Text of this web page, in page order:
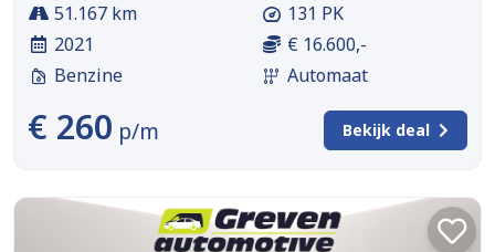
51.167 km
2021
Benzine
131 PK
€ 16.600,-
Automaat
€ 260 p/m Bekijk deal